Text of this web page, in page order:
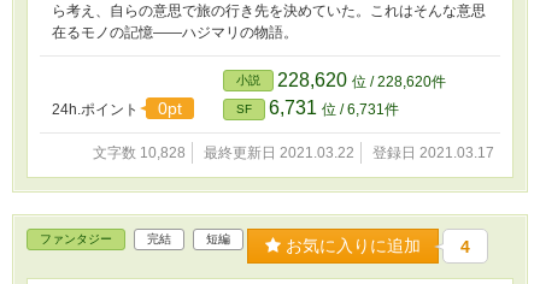
ら考え、自らの意思で旅の行き先を決めていた。これはそんな意思
在るモノの記憶――ハジマリの物語。
24h.ポイント 0pt
小説 228,620 位 / 228,620件
SF 6,731 位 / 6,731件
文字数 10,828 最終更新日 2021.03.22 登録日 2021.03.17
ファンタジー 完結 短編 お気に入りに追加 4